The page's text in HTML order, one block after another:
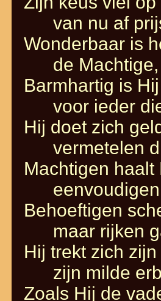
van nu af
Wonderbaar is
de Machtige,
Barmhartig is
voor ieder
Hij doet zich
vermetelen
Machtigen
eenvoudigen
Behoeftigen
maar rijken
Hij trekt zich
zijn milde
Zoals Hij de